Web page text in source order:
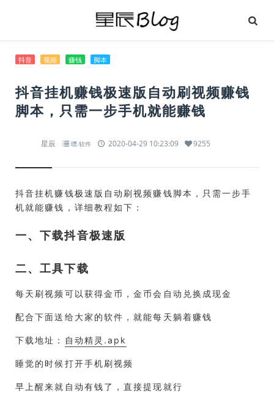
抖音 视频 赚钱 脚本
抖音挂机赚钱极速版自动刷视频赚钱
脚本，只需一步手机就能赚钱
星辰 嘿·软件 2020-04-29 10:23:09 9255
抖音挂机赚钱极速版自动刷视频赚钱脚本，只需一步手
机就能赚钱，详细教程如下：
一、下载抖音极速版
二、工具下载
每天刷视频可以获得金币，金币会自动兑换成现金
配合下面送给大家的软件，就能每天躺着赚钱
下载地址： 自动精灵.apk
睡觉的时候打开手机刷视频
早上醒来就自动有钱了，直接提现就行